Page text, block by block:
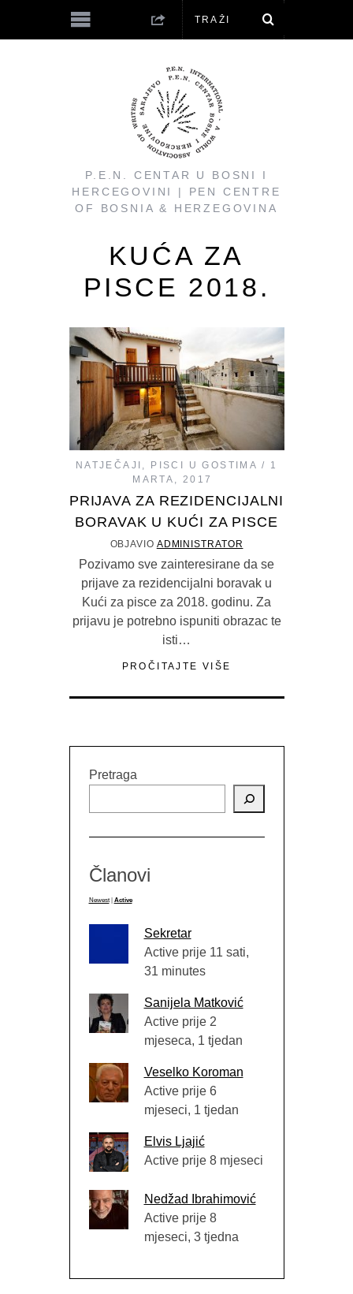
P.E.N. CENTAR U BOSNI I
HERCEGOVINI | PEN CENTRE
OF BOSNIA & HERZEGOVINA
KUĆA ZA
PISCE 2018.
NATJEČAJI , PISCI U GOSTIMA
1
MARTA, 2017
PRIJAVA ZA REZIDENCIJALNI
BORAVAK U KUĆI ZA PISCE
OBJAVIO ADMINISTRATOR
Pozivamo sve zainteresirane da se
prijave za rezidencijalni boravak u
Kući za pisce za 2018. godinu. Za
prijavu je potrebno ispuniti obrazac te
isti…
PROČITAJTE VIŠE
Pretraga
Članovi
Newest Active
Sekretar
Active prije 11 sati,
31 minutes
Sanijela Matković
Active prije 2
mjeseca, 1 tjedan
Veselko Koroman
Active prije 6
mjeseci, 1 tjedan
Elvis Ljajić
Active prije 8 mjeseci
Nedžad Ibrahimović
Active prije 8
mjeseci, 3 tjedna